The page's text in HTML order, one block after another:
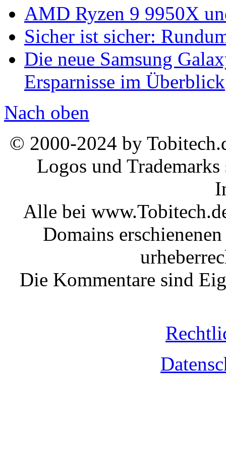
AMD Ryzen 9 9950X
Sicher ist sicher:
Die neue Samsung
Ersparnisse im Überblick
Nach oben
© 2000-2024 by
Logos und
Alle bei
Domains
Die Kommentare sind